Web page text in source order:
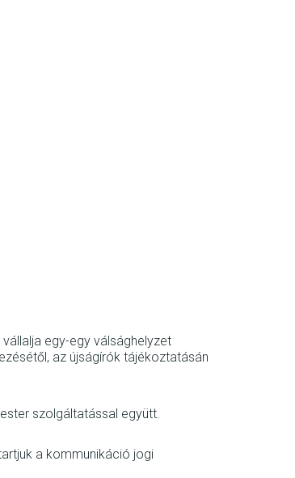
egy-egy válsághelyzet
az újságírók tájékoztatásán
szolgáltatással együtt.
a kommunikáció jogi